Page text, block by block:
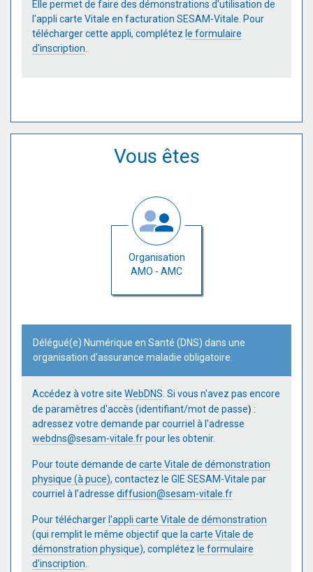
Elle permet de faire des démonstrations d'utilisation de
l'appli carte Vitale en facturation SESAM-Vitale. Pour
télécharger cette appli, complétez le formulaire
d'inscription.
Vous êtes
Organisation
AMO - AMC
Délégué(e) Numérique en Santé (DNS) dans une
organisation d'assurance maladie obligatoire.
Accédez à votre site WebDNS. Si vous n'avez pas encore
de paramètres d'accès (identifiant/mot de passe) :
adressez votre demande par courriel à l'adresse
webdns@sesam-vitale.frpour les obtenir.
Pour toute demande de carte Vitale de démonstration
physique (à puce), contactez le GIE SESAM-Vitale par
courriel à l’adresse diffusion@sesam-vitale.fr
Pour télécharger l'appli carte Vitale de démonstration
(qui remplit le même objectif que la carte Vitale de
démonstration physique), complétez le formulaire
d'inscription.